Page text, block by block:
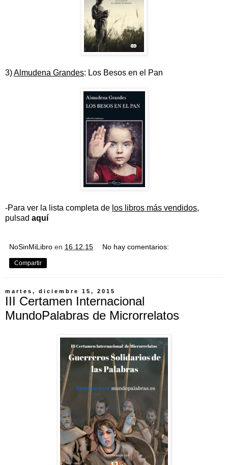
3)Almudena Grandes: Los Besos en el Pan
-Para ver la lista completa de los libros más vendidos,
pulsad aquí
NoSinMiLibro en 16.12.15 No hay comentarios:
Compartir
martes, diciembre 15, 2015
III Certamen Internacional
MundoPalabras de Microrrelatos